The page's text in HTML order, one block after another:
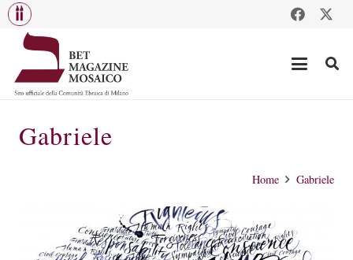
Gabriele
Home Gabriele